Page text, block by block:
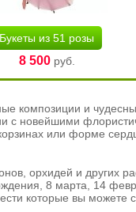
Букеты из 51 розы
8 500руб.
композиции и
с новейшими
корзинах или форме
орхидей и других
8 марта, 14
которые вы можете